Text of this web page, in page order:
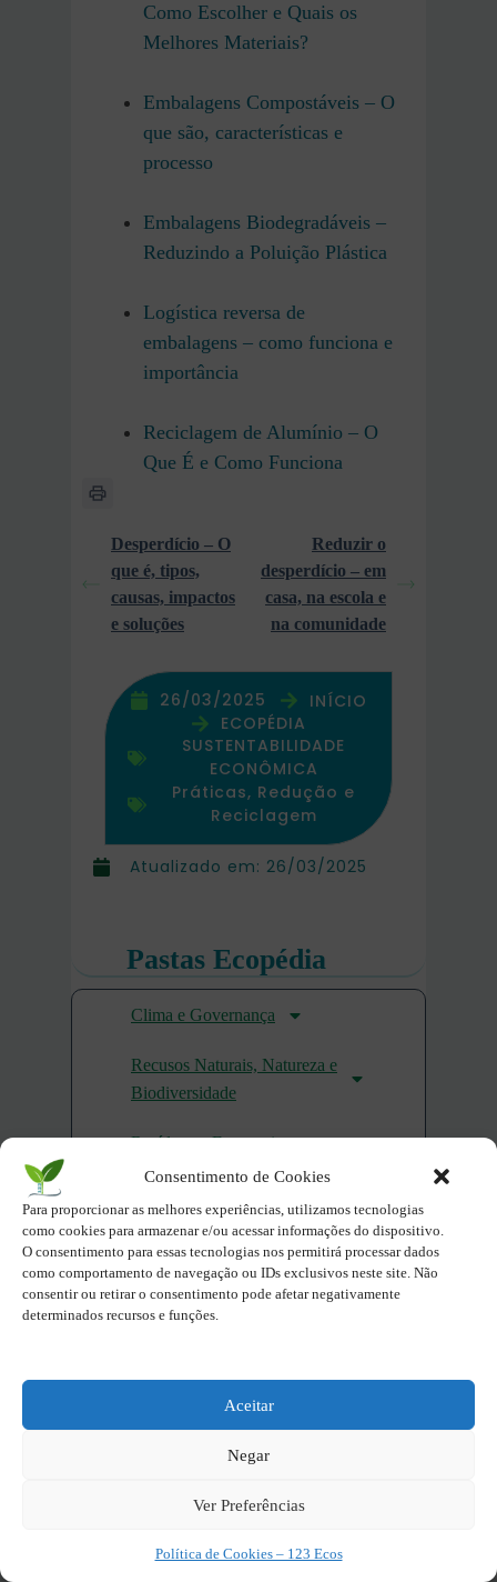
Consentimento de Cookies
Para proporcionar as melhores experiências, utilizamos tecnologias
como cookies para armazenar e/ou acessar informações do dispositivo.
O consentimento para essas tecnologias nos permitirá processar dados
como comportamento de navegação ou IDs exclusivos neste site. Não
consentir ou retirar o consentimento pode afetar negativamente
determinados recursos e funções.
Aceitar
Negar
Ver Preferências
Política de Cookies – 123 Ecos
Atualizado em: 26/03/2025
Como Escolher e Quais os
Melhores Materiais?
Embalagens Compostáveis – O
que são, características e
processo
Embalagens Biodegradáveis –
Reduzindo a Poluição Plástica
Logística reversa de
embalagens – como funciona e
importância
Reciclagem de Alumínio – O
Que É e Como Funciona
Desperdício – O
que é, tipos,
causas, impactos
e soluções
Reduzir o
desperdício – em
casa, na escola e
na comunidade
26/03/2025
INÍCIO
ECOPÉDIA
SUSTENTABILIDADE
ECONÔMICA
Práticas, Redução e
Reciclagem
Pastas Ecopédia
Clima e Governança
Recusos Naturais, Natureza e
Biodiversidade
Resíduos e Economia
Circular
Inovação e Tecnologia Verde
Sociedade e Cultura
Sustentável
por Estados Brasileiros
Compartilhe - Seja Eco você
também!